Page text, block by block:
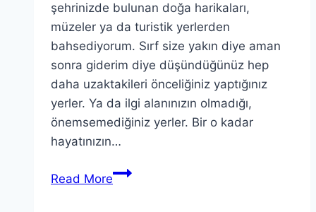
şehrinizde bulunan doğa harikaları,
müzeler ya da turistik yerlerden
bahsediyorum. Sırf size yakın diye aman
sonra giderim diye düşündüğünüz hep
daha uzaktakileri önceliğiniz yaptığınız
yerler. Ya da ilgi alanınızın olmadığı,
önemsemediğiniz yerler. Bir o kadar
hayatınızın…
Read MoreYol